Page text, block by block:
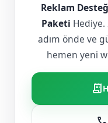
Reklam
Paketi
adım önde ve
hemen yeni
receipt_long